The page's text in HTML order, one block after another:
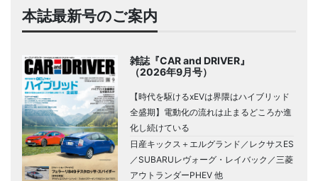
本誌最新号のご案内
雑誌『CAR and DRIVER』
（2026年9月号）
【時代を駆けるxEVは界隈はハイブリッド
全盛期】電動化の流れは止まるどころか進
化し続けている
日産キックス＋エルグランド／レクサスES
／SUBARUレヴォーグ・レイバック／三菱
アウトランダーPHEV 他